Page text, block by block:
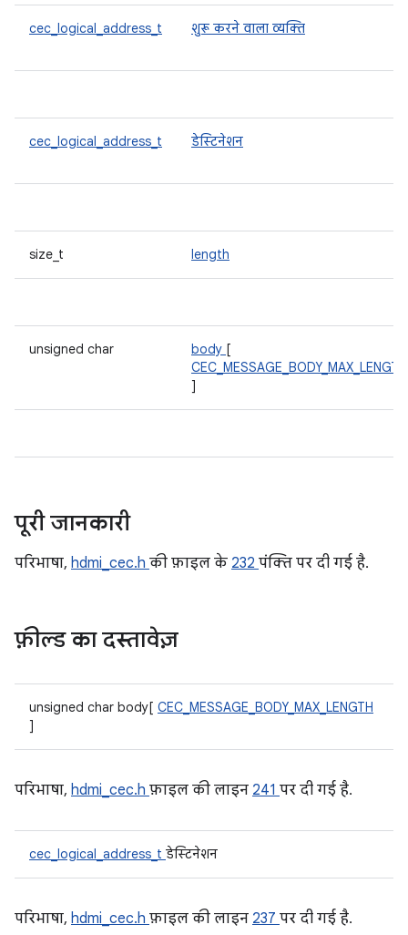
cec_logical_address_t शुरू करने वाला व्यक्ति
cec_logical_address_t डेस्टिनेशन
size_t length
unsigned char body [
CEC_MESSAGE_BODY_MAX_LENGTH
]
पूरी जानकारी
परिभाषा, hdmi_cec.h की फ़ाइल के 232 पंक्ति पर दी गई है.
फ़ील्ड का दस्तावेज़
unsigned char body[ CEC_MESSAGE_BODY_MAX_LENGTH
]
परिभाषा, hdmi_cec.h फ़ाइल की लाइन 241 पर दी गई है.
cec_logical_address_t डेस्टिनेशन
परिभाषा, hdmi_cec.h फ़ाइल की लाइन 237 पर दी गई है.